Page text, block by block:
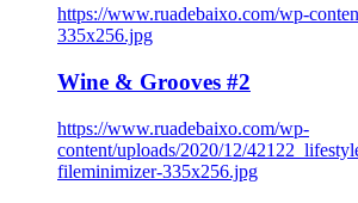
https://www.ruadebaixo.com/wp-
335x256.jpg
Wine & Grooves #2
https://www.ruadebaixo.com/wp-
content/uploads/2020/12/
fileminimizer-335x256.jpg